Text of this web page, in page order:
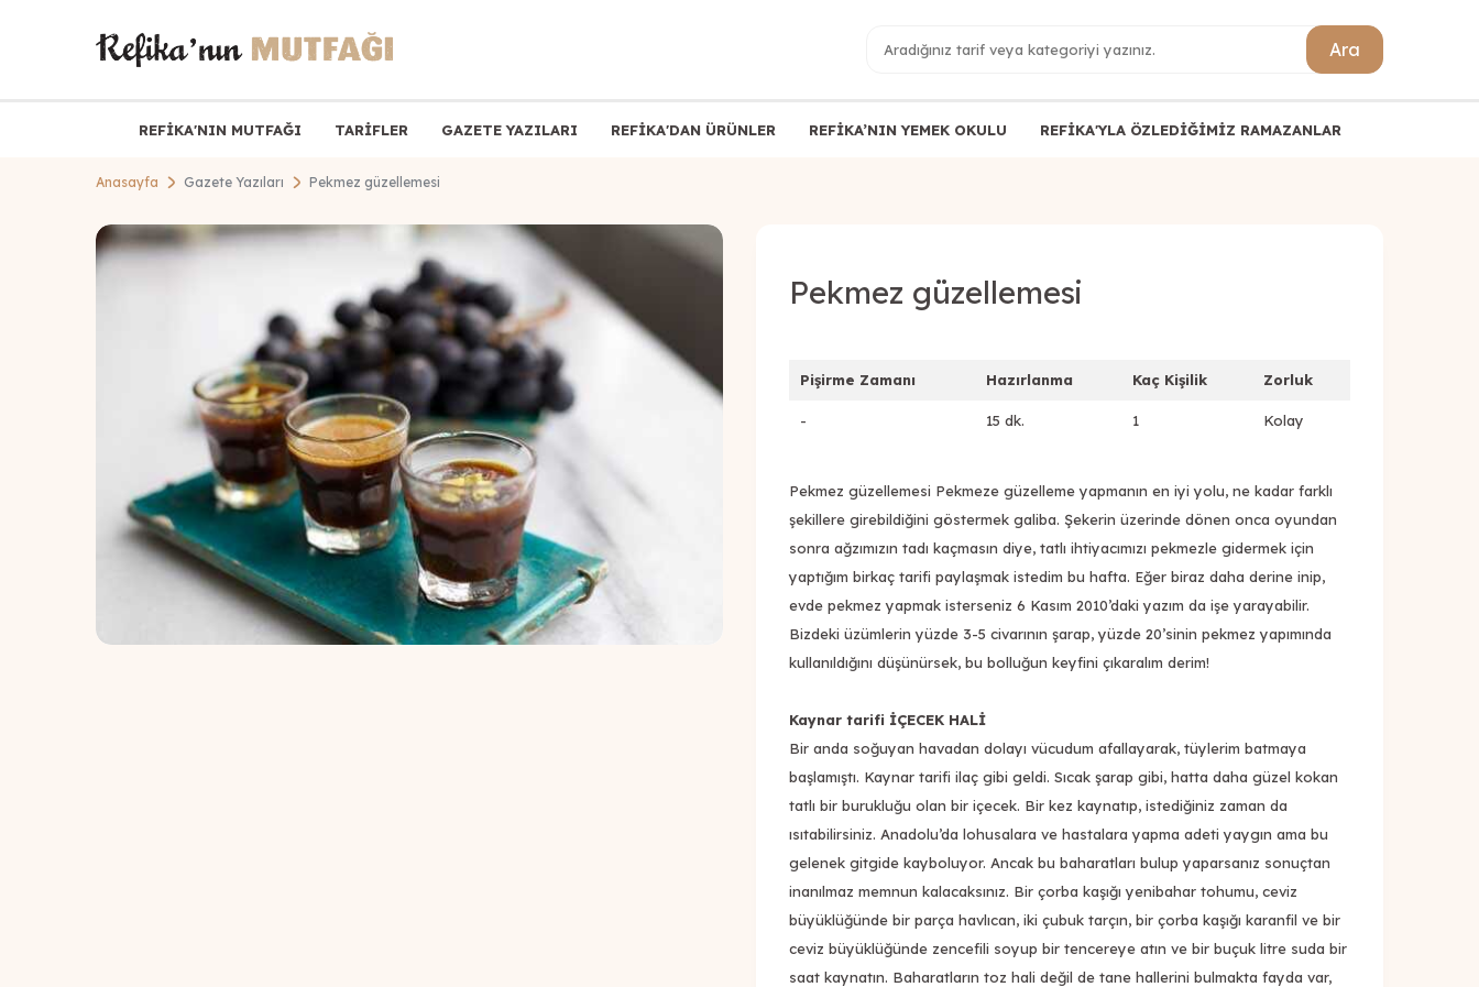
Ara
REFİKA'NIN MUTFAĞI TARİFLER GAZETE YAZILARI REFİKA'DAN ÜRÜNLER REFİKA’NIN YEMEK OKULU REFİKA'YLA ÖZLEDİĞİMİZ RAMAZANLAR
Anasayfa Gazete Yazıları Pekmez güzellemesi
Pekmez güzellemesi
Pişirme Zamanı Hazırlanma Kaç Kişilik Zorluk
- 15 dk. 1 Kolay
Pekmez güzellemesi Pekmeze güzelleme yapmanın en iyi yolu, ne kadar farklı
şekillere girebildiğini göstermek galiba. Şekerin üzerinde dönen onca oyundan
sonra ağzımızın tadı kaçmasın diye, tatlı ihtiyacımızı pekmezle gidermek için
yaptığım birkaç tarifi paylaşmak istedim bu hafta. Eğer biraz daha derine inip,
evde pekmez yapmak isterseniz 6 Kasım 2010’daki yazım da işe yarayabilir.
Bizdeki üzümlerin yüzde 3-5 civarının şarap, yüzde 20’sinin pekmez yapımında
kullanıldığını düşünürsek, bu bolluğun keyfini çıkaralım derim!
Kaynar tarifi İÇECEK HALİ
Bir anda soğuyan havadan dolayı vücudum afallayarak, tüylerim batmaya
başlamıştı. Kaynar tarifi ilaç gibi geldi. Sıcak şarap gibi, hatta daha güzel kokan
tatlı bir burukluğu olan bir içecek. Bir kez kaynatıp, istediğiniz zaman da
ısıtabilirsiniz. Anadolu’da lohusalara ve hastalara yapma adeti yaygın ama bu
gelenek gitgide kayboluyor. Ancak bu baharatları bulup yaparsanız sonuçtan
inanılmaz memnun kalacaksınız. Bir çorba kaşığı yenibahar tohumu, ceviz
büyüklüğünde bir parça havlıcan, iki çubuk tarçın, bir çorba kaşığı karanfil ve bir
ceviz büyüklüğünde zencefili soyup bir tencereye atın ve bir buçuk litre suda bir
saat kaynatın. Baharatların toz hali değil de tane hallerini bulmakta fayda var,